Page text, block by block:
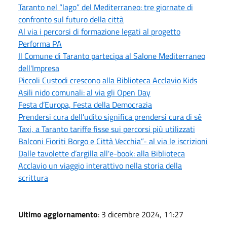
Taranto nel “lago” del Mediterraneo: tre giornate di
confronto sul futuro della città
Al via i percorsi di formazione legati al progetto
Performa PA
Il Comune di Taranto partecipa al Salone Mediterraneo
dell'Impresa
Piccoli Custodi crescono alla Biblioteca Acclavio Kids
Asili nido comunali: al via gli Open Day
Festa d’Europa, Festa della Democrazia
Prendersi cura dell'udito significa prendersi cura di sè
Taxi, a Taranto tariffe fisse sui percorsi più utilizzati
Balconi Fioriti Borgo e Città Vecchia”- al via le iscrizioni
Dalle tavolette d’argilla all'e-book: alla Biblioteca
Acclavio un viaggio interattivo nella storia della
scrittura
Ultimo aggiornamento: 3 dicembre 2024, 11:27